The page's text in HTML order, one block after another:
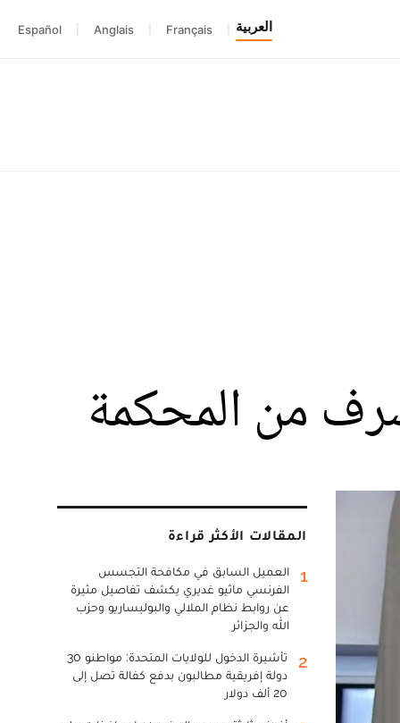
العربية Français
Anglais
Español
من المحكمة
المقالات الأكثر قراءة
1
العميل السابق في مكافحة التجسس
الفرنسي ماثيو غديري يكشف تفاصيل مثيرة
عن روابط نظام الملالي والبوليساريو وحزب
الله والجزائر
2
تأشيرة الدخول للولايات المتحدة: مواطنو 30
دولة إفريقية مطالبون بدفع كفالة تصل إلى
20 ألف دولار